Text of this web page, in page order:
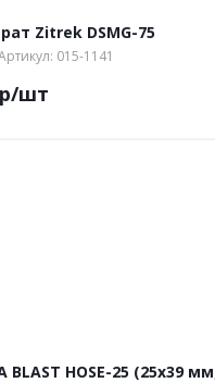
Zitrek DSMG-75
015-1141
р/шт
HOSE-25 (25х39